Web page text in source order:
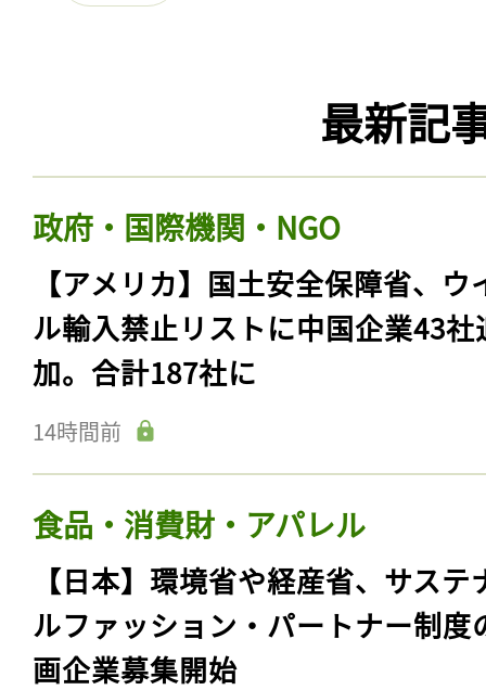
最新記
政府・国際機関・NGO
【アメリカ】国土安全保障省、ウ
ル輸入禁止リストに中国企業43社
加。合計187社に
14時間前
食品・消費財・アパレル
【日本】環境省や経産省、サステ
ルファッション・パートナー制度
画企業募集開始